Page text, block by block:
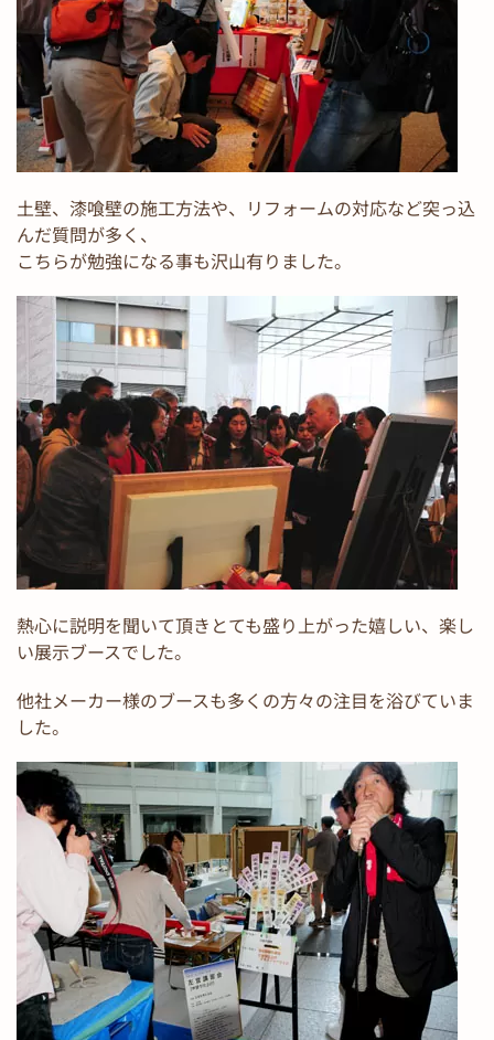
土壁、漆喰壁の施工方法や、リフォームの対応など突っ込
んだ質問が多く、
こちらが勉強になる事も沢山有りました。
熱心に説明を聞いて頂きとても盛り上がった嬉しい、楽し
い展示ブースでした。
他社メーカー様のブースも多くの方々の注目を浴びていま
した。